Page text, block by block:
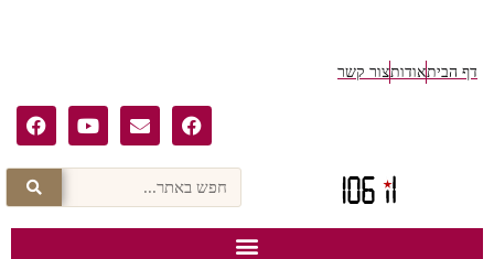
דף הביתאודותצור קשר